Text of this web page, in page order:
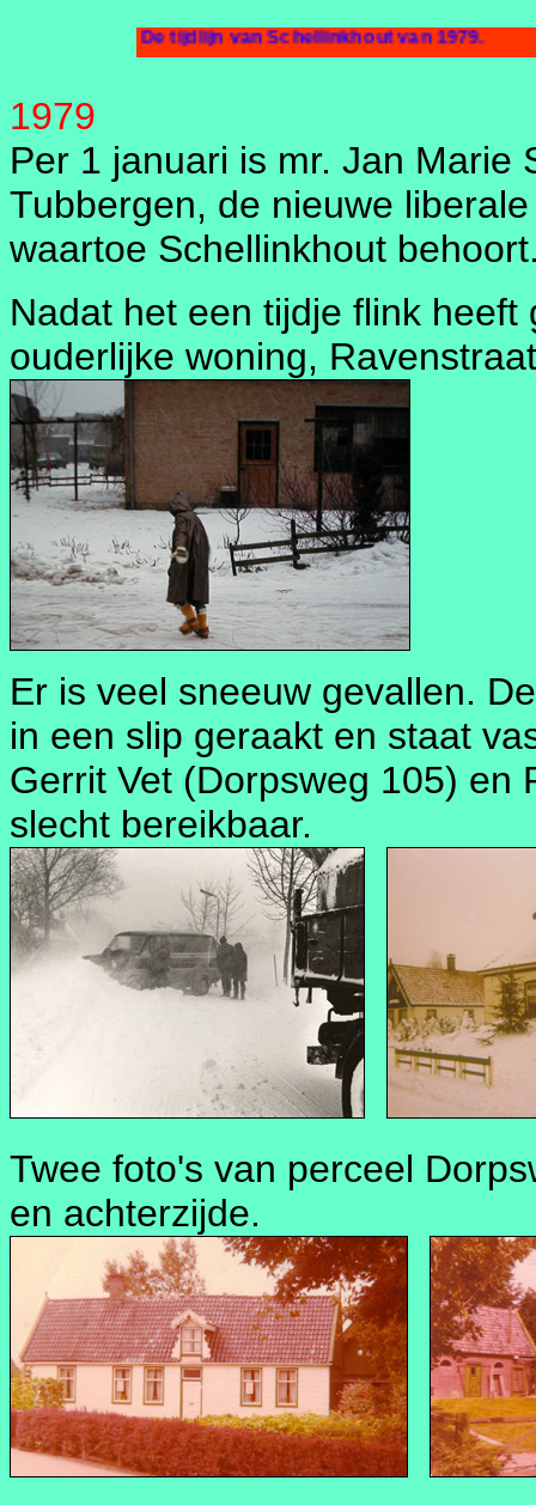
De tijdlijn van Schellinkhout
1979
Per 1 januari is mr. Jan Marie
Tubbergen, de nieuwe
waartoe Schellinkhout
Nadat het een tijdje flink
ouderlijke woning,
Er is veel sneeuw gevallen.
in een slip geraakt en staat
Gerrit Vet (Dorpsweg 105) en
slecht bereikbaar.
Twee foto's van perceel
en achterzijde.